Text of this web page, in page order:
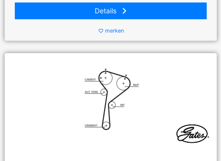
Details keyboard_arrow_right
favorite_border merken